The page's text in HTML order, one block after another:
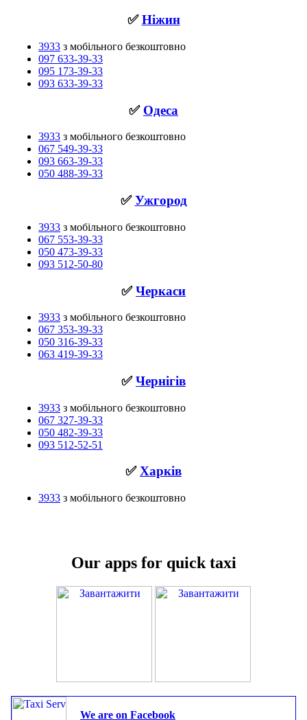
✅Ніжин
3933 з мобільного безкоштовно
097 633-39-33
095 173-39-33
093 633-39-33
✅ Одеса
3933 з мобільного безкоштовно
067 549-39-33
093 663-39-33
050 488-39-33
✅Ужгород
3933 з мобільного безкоштовно
067 553-39-33
050 473-39-33
093 512-50-80
✅Черкаси
3933 з мобільного безкоштовно
067 353-39-33
050 316-39-33
063 419-39-33
✅Чернігів
3933 з мобільного безкоштовно
067 327-39-33
050 482-39-33
093 512-52-51
✅Харків
3933 з мобільного безкоштовно
Our apps for quick taxi
We are on Facebook